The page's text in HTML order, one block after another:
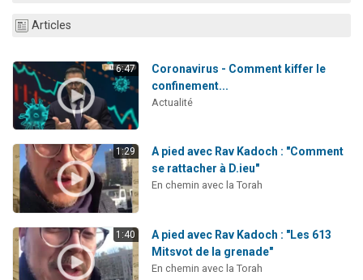
Articles
6:47
Coronavirus - Comment kiffer le
confinement...
Actualité
1:29
A pied avec Rav Kadoch : "Comment
se rattacher à D.ieu"
En chemin avec la Torah
1:40
A pied avec Rav Kadoch : "Les 613
Mitsvot de la grenade"
En chemin avec la Torah